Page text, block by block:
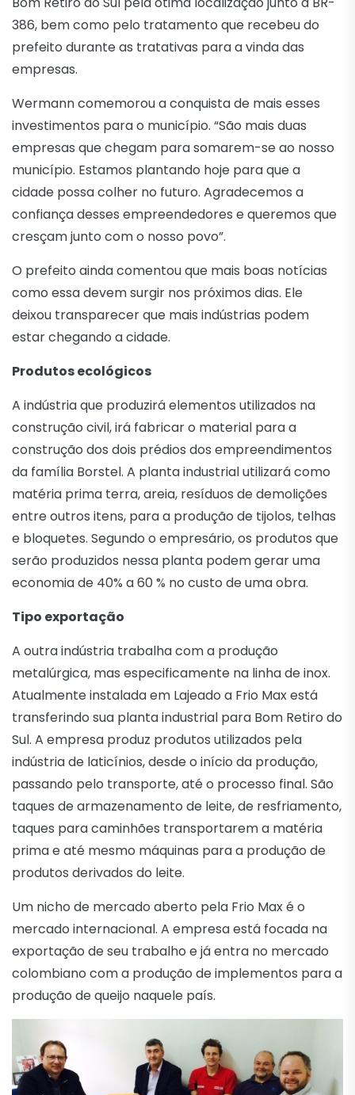
386, bem como pelo tratamento que recebeu do
prefeito durante as tratativas para a vinda das
empresas.
Wermann comemorou a conquista de mais esses
investimentos para o município. “São mais duas
empresas que chegam para somarem-se ao nosso
município. Estamos plantando hoje para que a
cidade possa colher no futuro. Agradecemos a
confiança desses empreendedores e queremos que
cresçam junto com o nosso povo”.
O prefeito ainda comentou que mais boas notícias
como essa devem surgir nos próximos dias. Ele
deixou transparecer que mais indústrias podem
estar chegando a cidade.
Produtos ecológicos
A indústria que produzirá elementos utilizados na
construção civil, irá fabricar o material para a
construção dos dois prédios dos empreendimentos
da família Borstel. A planta industrial utilizará como
matéria prima terra, areia, resíduos de demolições
entre outros itens, para a produção de tijolos, telhas
e bloquetes. Segundo o empresário, os produtos que
serão produzidos nessa planta podem gerar uma
economia de 40% a 60 % no custo de uma obra.
Tipo exportação
A outra indústria trabalha com a produção
metalúrgica, mas especificamente na linha de inox.
Atualmente instalada em Lajeado a Frio Max está
transferindo sua planta industrial para Bom Retiro do
Sul. A empresa produz produtos utilizados pela
indústria de laticínios, desde o início da produção,
passando pelo transporte, até o processo final. São
taques de armazenamento de leite, de resfriamento,
taques para caminhões transportarem a matéria
prima e até mesmo máquinas para a produção de
produtos derivados do leite.
Um nicho de mercado aberto pela Frio Max é o
mercado internacional. A empresa está focada na
exportação de seu trabalho e já entra no mercado
colombiano com a produção de implementos para a
produção de queijo naquele país.